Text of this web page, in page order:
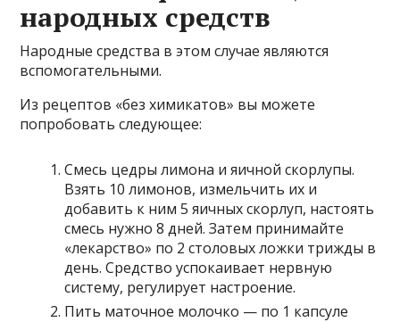
народных средств
Народные средства в этом случае являются
вспомогательными.
Из рецептов «без химикатов» вы можете
попробовать следующее:
Смесь цедры лимона и яичной скорлупы.
Взять 10 лимонов, измельчить их и
добавить к ним 5 яичных скорлуп, настоять
смесь нужно 8 дней. Затем принимайте
«лекарство» по 2 столовых ложки трижды в
день. Средство успокаивает нервную
систему, регулирует настроение.
Пить маточное молочко — по 1 капсуле